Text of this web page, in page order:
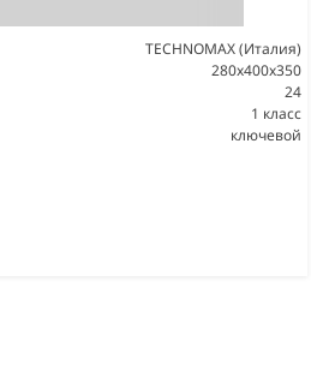
TECHNOMAX (Италия)
280x400x350
24
1 класс
ключевой